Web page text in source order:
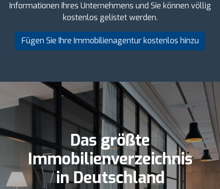
Informationen Ihres Unternehmens und Sie können völlig
kostenlos gelistet werden.
Fügen Sie Ihre Immobilienagentur kostenlos hinzu
Das größte
Immobilienverzeichnis
in Deutschland